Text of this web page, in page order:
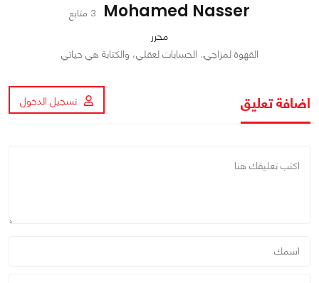
Mohamed Nasser 3 متابع
محرر
القهوة لمزاجي.. الحسابات لعقلي، والكتابة هي حياتي
اضافة تعليق تسجيل الدخول